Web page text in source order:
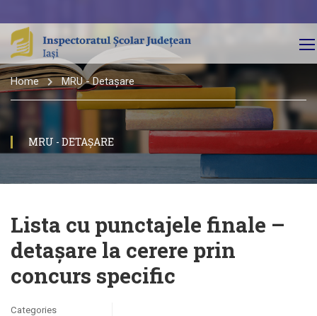
Home MRU - Detașare
MRU - DETAȘARE
Lista cu punctajele finale –
detașare la cerere prin
concurs specific
Categories